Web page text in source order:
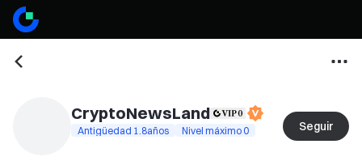
CryptoNewsLand
Antigüedad 1.8años Nivel máximo 0 Seguir